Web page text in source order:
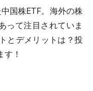
国株ETF。海外の株
って注目されていま
とデメリットは？投
！